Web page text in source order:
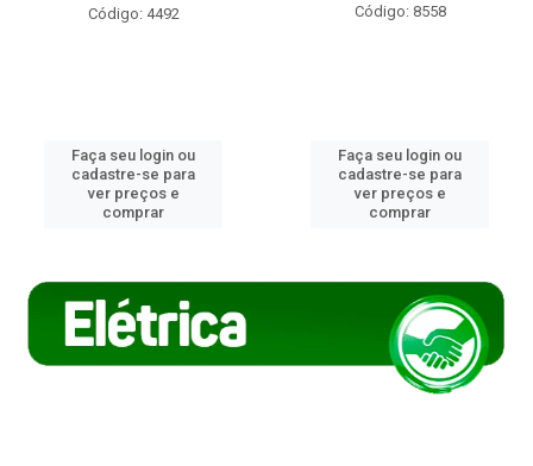
Código: 4492
Faça seu login ou
cadastre-se para
ver preços e
comprar
Código: 8558
Faça seu login ou
cadastre-se para
ver preços e
comprar